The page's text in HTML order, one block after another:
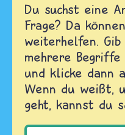
Du suchst eine
Frage? Da
weiterhelfen.
mehrere
und klicke dann
Wenn du weißt,
geht, kannst du